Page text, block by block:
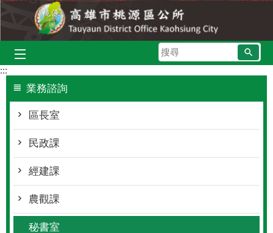
跳到主要內容區塊
搜
尋
:::
業務諮詢
區長室
民政課
經建課
農觀課
秘書室